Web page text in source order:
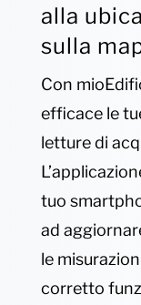
alla
sulla
Con
efficace le
letture di
tuo
ad
le
corretto